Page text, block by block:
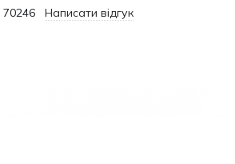
70246 Написати відгук